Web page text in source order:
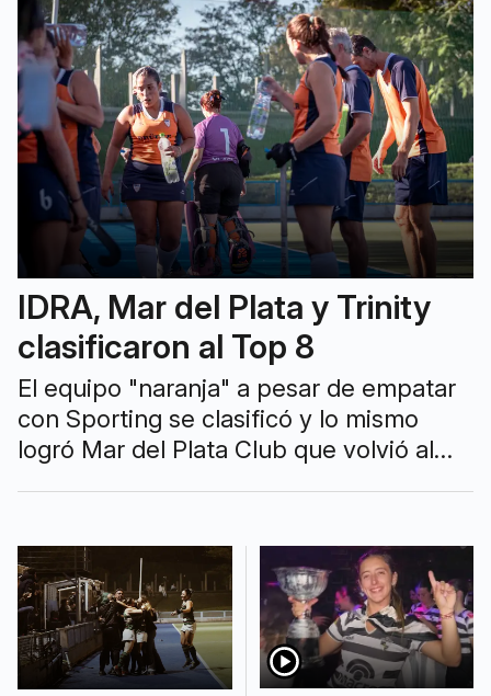
IDRA, Mar del Plata y Trinity
clasificaron al Top 8
El equipo "naranja" a pesar de empatar
con Sporting se clasificó y lo mismo
logró Mar del Plata Club que volvió al